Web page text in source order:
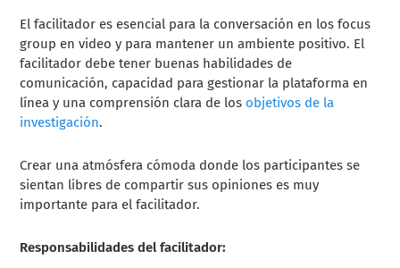
El facilitador es esencial para la conversación en los focus
group en video y para mantener un ambiente positivo. El
facilitador debe tener buenas habilidades de
comunicación, capacidad para gestionar la plataforma en
línea y una comprensión clara de los objetivos de la
investigación.
Crear una atmósfera cómoda donde los participantes se
sientan libres de compartir sus opiniones es muy
importante para el facilitador.
Responsabilidades del facilitador: